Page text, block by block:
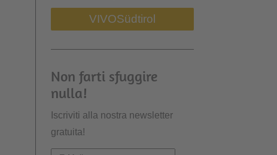
VIVOSüdtirol
Non farti sfuggire
nulla!
Iscriviti alla nostra newsletter
gratuita!